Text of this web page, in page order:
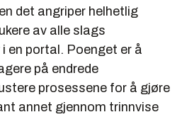
det angriper helhetlig
av alle slags
en portal. Poenget er å
på endrede
prosessene for å gjøre
annet gjennom trinnvise